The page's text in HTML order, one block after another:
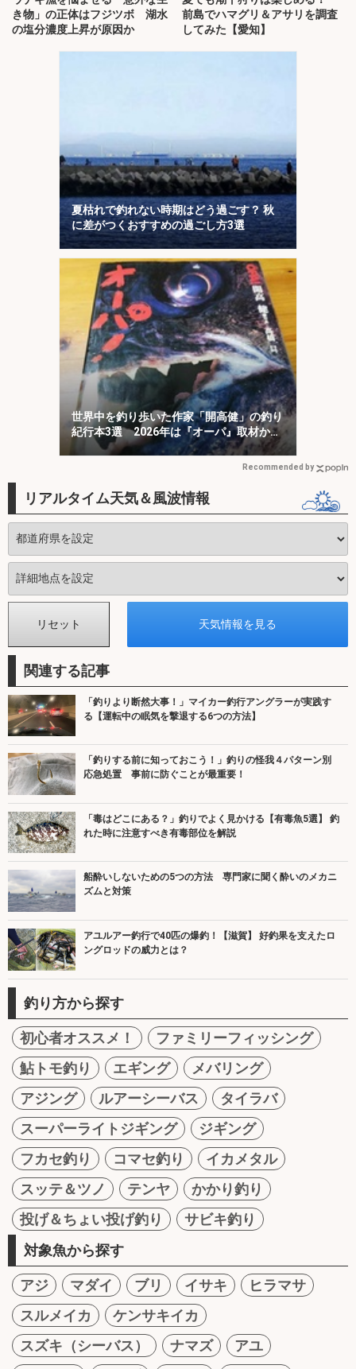
き物」の正体はフジツボ 湖水
の塩分濃度上昇が原因か
前島でハマグリ＆アサリを調査
してみた【愛知】
夏枯れで釣れない時期はどう過ごす？ 秋
に差がつくおすすめの過ごし方3選
世界中を釣り歩いた作家「開高健」の釣り
紀行本3選 2026年は『オーパ』取材から
50周年
Recommended by
リアルタイム天気＆風波情報
関連する記事
「釣りより断然大事！」マイカー釣行アングラーが実践す
る【運転中の眠気を撃退する6つの方法】
「釣りする前に知っておこう！」釣りの怪我４パターン別
応急処置 事前に防ぐことが最重要！
「毒はどこにある？」釣りでよく見かける【有毒魚5選】 釣
れた時に注意すべき有毒部位を解説
船酔いしないための5つの方法 専門家に聞く酔いのメカニ
ズムと対策
アユルアー釣行で40匹の爆釣！【滋賀】 好釣果を支えたロ
ングロッドの威力とは？
釣り方から探す
初心者オススメ！
ファミリーフィッシング
鮎トモ釣り
エギング
メバリング
アジング
ルアーシーバス
タイラバ
スーパーライトジギング
ジギング
フカセ釣り
コマセ釣り
イカメタル
スッテ＆ツノ
テンヤ
かかり釣り
投げ＆ちょい投げ釣り
サビキ釣り
対象魚から探す
アジ マダイ ブリ イサキ
ヒラマサ
スルメイカ
ケンサキイカ
スズキ（シーバス）
ナマズ
アユ